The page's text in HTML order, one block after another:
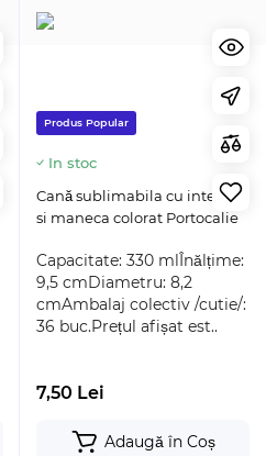
Produs Popular
In stoc
Cană sublimabila cu interior
si maneca colorat Portocalie
Capacitate: 330 mlÎnălțime:
9,5 cmDiametru: 8,2
cmAmbalaj colectiv /cutie/:
36 buc.Prețul afișat est..
7,50 Lei
Adaugă în Coș